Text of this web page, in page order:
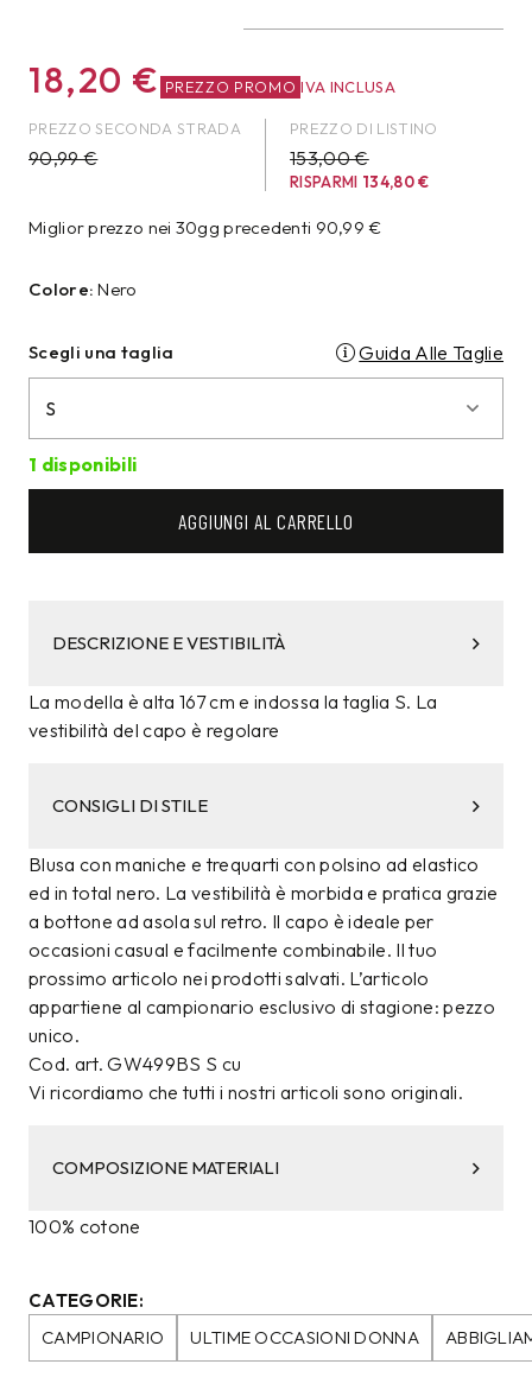
18,20 € PREZZO PROMO IVA INCLUSA
PREZZO SECONDA STRADA
90,99€
PREZZO DI LISTINO
153,00 €
RISPARMI 134,80€
Miglior prezzo nei 30gg precedenti 90,99€
Colore: Nero
Scegli una taglia Guida Alle Taglie
1 disponibili
AGGIUNGI AL CARRELLO
DESCRIZIONE E VESTIBILITÀ
La modella è alta 167 cm e indossa la taglia S. La
vestibilità del capo è regolare
CONSIGLI DI STILE
Blusa con maniche e trequarti con polsino ad elastico
ed in total nero. La vestibilità è morbida e pratica grazie
a bottone ad asola sul retro. Il capo è ideale per
occasioni casual e facilmente combinabile. Il tuo
prossimo articolo nei prodotti salvati. L’articolo
appartiene al campionario esclusivo di stagione: pezzo
unico.
Cod. art. GW499BS S cu
Vi ricordiamo che tutti i nostri articoli sono originali.
COMPOSIZIONE MATERIALI
100% cotone
CATEGORIE:
CAMPIONARIO
ULTIME OCCASIONI DONNA